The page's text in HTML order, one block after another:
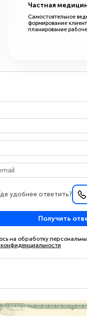
Частная
Самостоятельное
формирование
планирование
удобнее ответить?
Получить
на обработку